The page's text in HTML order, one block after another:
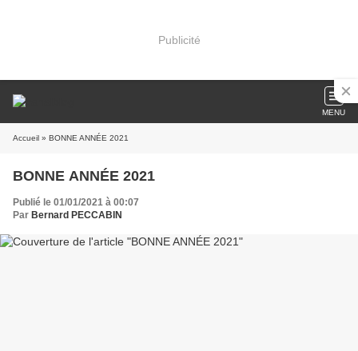
Publicité
MENU
Accueil » BONNE ANNÉE 2021
BONNE ANNÉE 2021
Publié le 01/01/2021 à 00:07
Par Bernard PECCABIN